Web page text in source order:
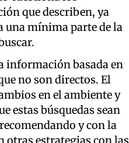
que describen, ya
una mínima parte de la
información basada en
no son directos. El
en el ambiente y
estas búsquedas sean
y con la